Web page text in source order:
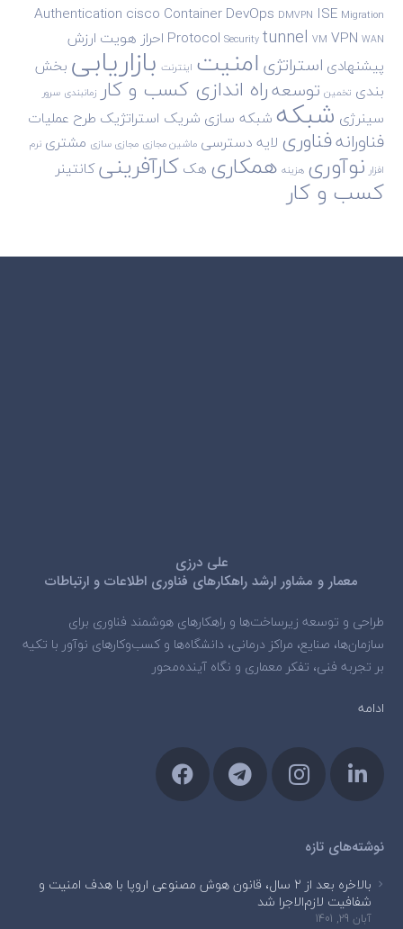
Authentication cisco ContainerDevOps DMVPN ISE Migration
Protocol Security tunnel VM VPN WAN احراز هویت ارزش
پیشنهادی استراتژی امنیت اینترنت بازاریابیبخش
بندی تخمین توسعهراه اندازی کسب و کار زمانبندی سرور
سینرژی شبکه شبکه سازی شریک استراتژیک طرح عملیات
فناورانهفناوری لایه دسترسی ماشین مجازی مجازی سازی مشتری نرم
افزار نوآوری هزینه همکاری هککارآفرینیکانتینر
کسب و کار
علی درزی
معمار و مشاور ارشد راهکارهای فناوری اطلاعات و ارتباطات
طراحی و توسعه زیرساخت‌ها و راهکارهای هوشمند فناوری برای
سازمان‌ها، صنایع، مراکز درمانی، دانشگاه‌ها و کسب‌وکارهای نوآور با تکیه
بر تجربه فنی، تفکر معماری و نگاه آینده‌محور
ادامه
نوشته‌های تازه
بالاخره بعد از ۲ سال، قانون هوش مصنوعی اروپا با هدف امنیت و
شفافیت لازم‌الاجرا شد
آبان 29, 1401